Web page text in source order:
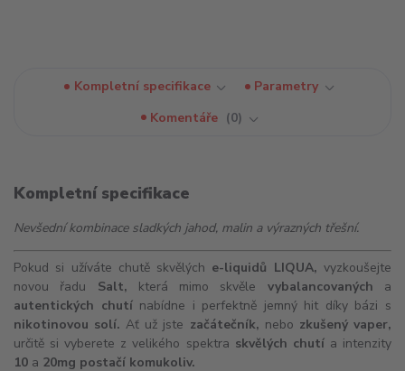
Kompletní specifikace
Parametry
Komentáře
0
Kompletní specifikace
Nevšední kombinace sladkých jahod, malin a výrazných třešní.
Pokud si užíváte chutě skvělých e-liquidů LIQUA, vyzkoušejte
novou řadu Salt, která mimo skvěle vybalancovaných a
autentických chutínabídne i perfektně jemný hit díky bázi s
nikotinovou solí. Ať už jste začátečník, nebo zkušený vaper,
určitě si vyberete z velikého spektra skvělých chutía intenzity
10 a 20mg postačí komukoliv.